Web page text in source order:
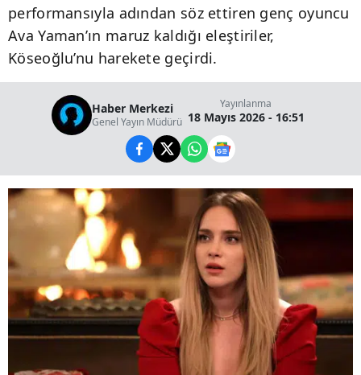
performansıyla adından söz ettiren genç oyuncu
Ava Yaman’ın maruz kaldığı eleştiriler,
Köseoğlu’nu harekete geçirdi.
Haber Merkezi
Genel Yayın Müdürü
Yayınlanma
18 Mayıs 2026 - 16:51